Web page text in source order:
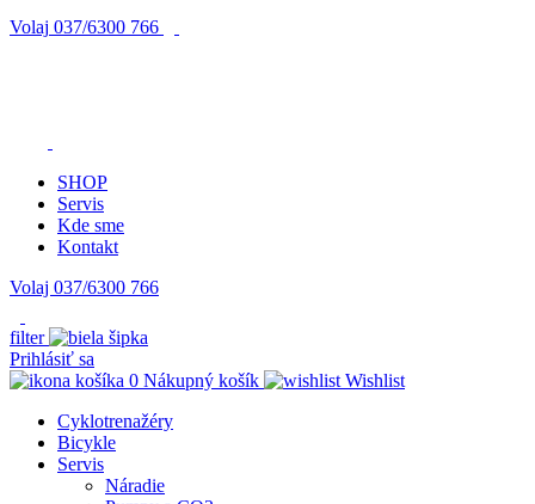
Volaj 037/6300 766
SHOP
Servis
Kde sme
Kontakt
Volaj 037/6300 766
filter
Prihlásiť sa
0 Nákupný košík
Wishlist
Cyklotrenažéry
Bicykle
Servis
Náradie